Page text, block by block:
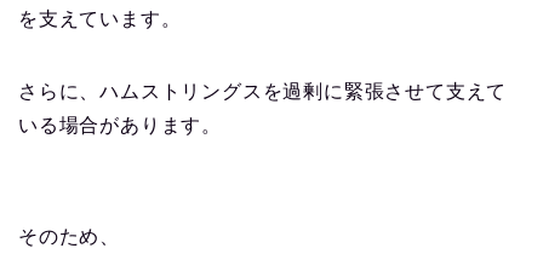
を支えています。
さらに、ハムストリングスを過剰に緊張させて支えて
いる場合があります。
そのため、